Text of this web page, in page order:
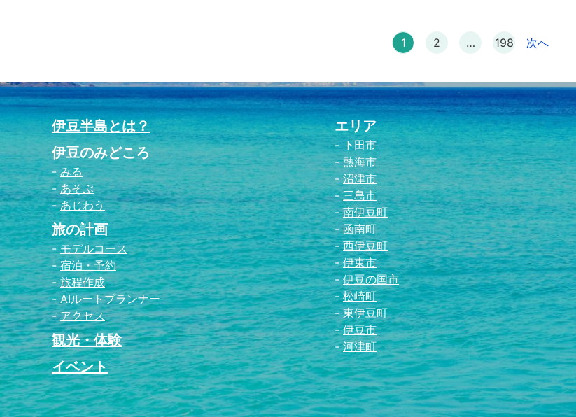
1 2 … 198 次へ
伊豆半島とは？
伊豆のみどころ
みる
あそぶ
あじわう
旅の計画
モデルコース
宿泊・予約
旅程作成
AIルートプランナー
アクセス
観光・体験
イベント
エリア
下田市
熱海市
沼津市
三島市
南伊豆町
函南町
西伊豆町
伊東市
伊豆の国市
松崎町
東伊豆町
伊豆市
河津町